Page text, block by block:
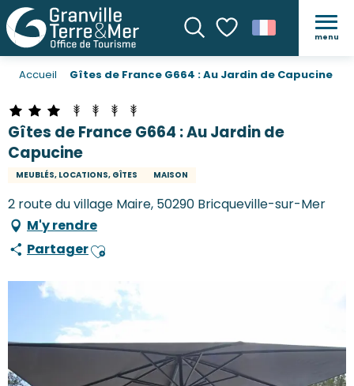
Recherche
Voir les favoris
menu
Accueil Gîtes de France G664 : Au Jardin de Capucine
Gîtes de France G664 : Au Jardin de
Capucine
MEUBLÉS, LOCATIONS, GÎTES MAISON
2 route du village Maire, 50290 Bricqueville-sur-Mer
M'y rendre
PartagerAjouter aux favoris